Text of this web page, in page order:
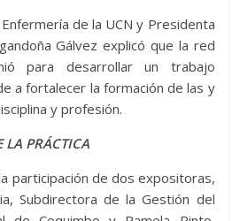
de la UCN y Presidenta
Gálvez explicó que la red
para desarrollar un trabajo
a fortalecer la formación de las y
y profesión.
LA PRÁCTICA
participación de dos expositoras,
Subdirectora de la Gestión del